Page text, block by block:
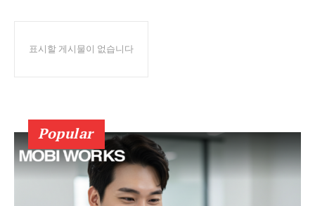
표시할 게시물이 없습니다
Popular